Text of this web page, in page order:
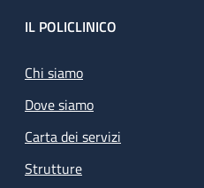
Footer
IL POLICLINICO
Chi siamo
Dove siamo
Carta dei servizi
Strutture